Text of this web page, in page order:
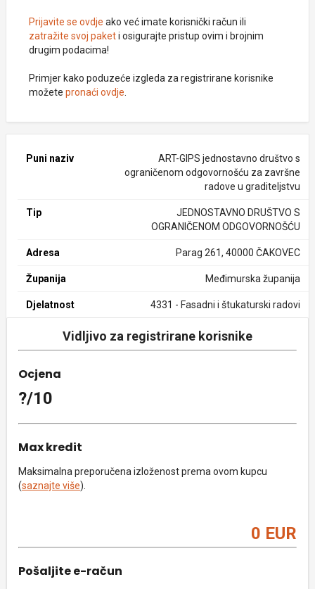
Prijavite se ovdje ako već imate korisnički račun ili
zatražite svoj paketi osigurajte pristup ovim i brojnim
drugim podacima!
Primjer kako poduzeće izgleda za registrirane korisnike
možete pronaći ovdje
Puni naziv
ART-GIPS jednostavno društvo s
ograničenom odgovornošću za završne
radove u graditeljstvu
Tip
JEDNOSTAVNO DRUŠTVO S
OGRANIČENOM ODGOVORNOŠĆU
Adresa Parag 261, 40000 ČAKOVEC
Županija Međimurska županija
Djelatnost 4331 - Fasadni i štukaturski radovi
Vidljivo za registrirane korisnike
Ocjena
?/10
Max kredit
Maksimalna preporučena izloženost prema ovom kupcu
(saznajte više).
0 EUR
Pošaljite e-račun